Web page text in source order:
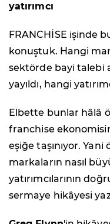
yatırımcı
FRANCHİSE işinde
konuştuk. Hangi
sektörde bayi talebi
yayıldı, hangi
Elbette bunlar hâlâ
franchise
eşiğe taşınıyor. Yani
markaların nasıl
yatırımcılarının
sermaye hikâyesi